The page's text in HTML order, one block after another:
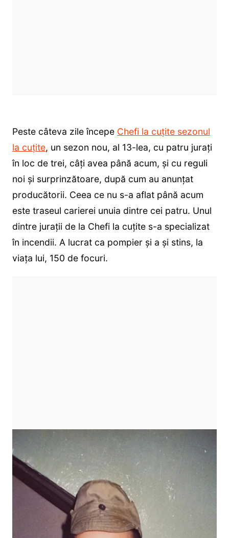
Peste câteva zile începe Chefi la cuțite sezonul
la cuțite, un sezon nou, al 13-lea, cu patru jurați
în loc de trei, câți avea până acum, și cu reguli
noi și surprinzătoare, după cum au anunțat
producătorii. Ceea ce nu s-a aflat până acum
este traseul carierei unuia dintre cei patru. Unul
dintre jurații de la Chefi la cuțite s-a specializat
în incendii. A lucrat ca pompier și a și stins, la
viața lui, 150 de focuri.